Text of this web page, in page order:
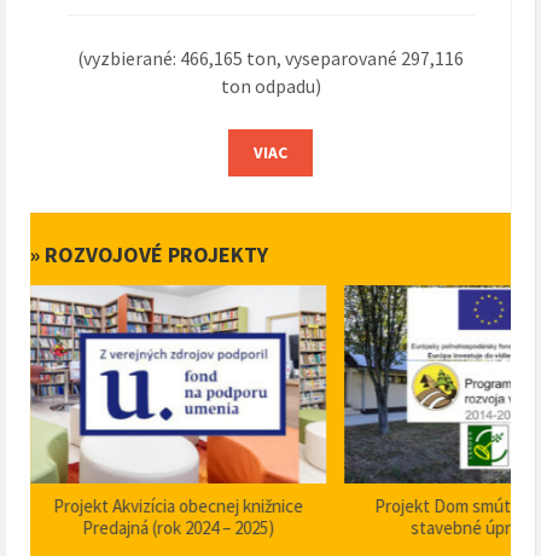
(vyzbierané: 466,165 ton, vyseparované 297,116
ton odpadu)
VIAC
» ROZVOJOVÉ PROJEKTY
Projekt Akvizícia obecnej knižnice
Predajná (rok 2024 – 2025)
Projekt Dom smútku
stavebné úpravy